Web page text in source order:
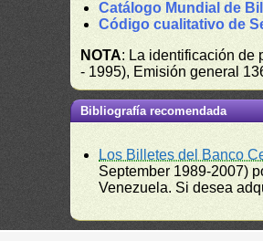
Catálogo Mundial de
Código cualitativo de
NOTA: La identificación de
- 1995), Emisión general
Bibliografía recomendada
Los Billetes del Banco
September 1989-2007)
Venezuela. Si desea